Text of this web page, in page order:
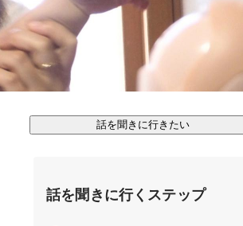
話を聞きに行きたい
話を聞きに行くステップ